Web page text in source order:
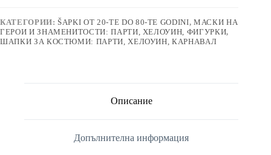
КАТЕГОРИИ: ŠAPKI OT 20-TE DO 80-TE GODINI, МАСКИ НА
ГЕРОИ И ЗНАМЕНИТОСТИ: ПАРТИ, ХЕЛОУИН, ФИГУРКИ,
ШАПКИ ЗА КОСТЮМИ: ПАРТИ, ХЕЛОУИН, КАРНАВАЛ
Описание
Допълнителна информация